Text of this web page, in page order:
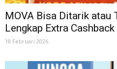
MOVA Bisa Ditarik atau
Lengkap Extra Cashback
18 Februari 2026